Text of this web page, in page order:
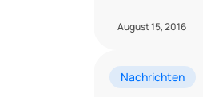
August 15, 2016
Nachrichten